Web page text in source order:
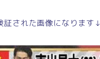
証された画像になります↓